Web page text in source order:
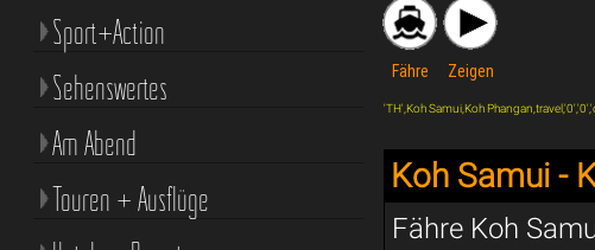
Fähre Zeigen
'TH',Koh Samui,Koh
Koh Samui -
Fähre Koh
Sport+Action
Sehenswertes
Am Abend
Touren + Ausflüge